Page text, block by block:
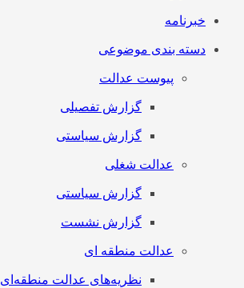
خبرنامه
دسته بندی موضوعی
پیوست عدالت
گزارش تفصیلی
گزارش سیاستی
عدالت شغلی
گزارش سیاستی
گزارش نشست
عدالت منطقه ای
نظریه‌های عدالت منطقه‌ای